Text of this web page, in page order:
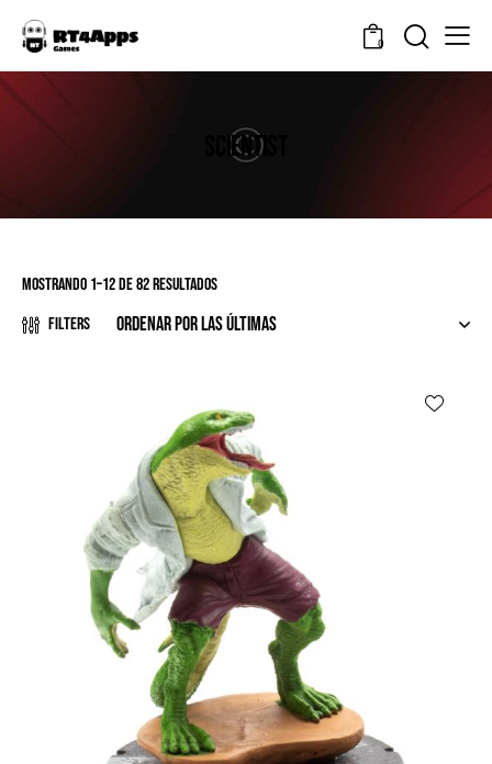
0
SCIENTIST
Mostrando 1–12 de 82 resultados
Filters